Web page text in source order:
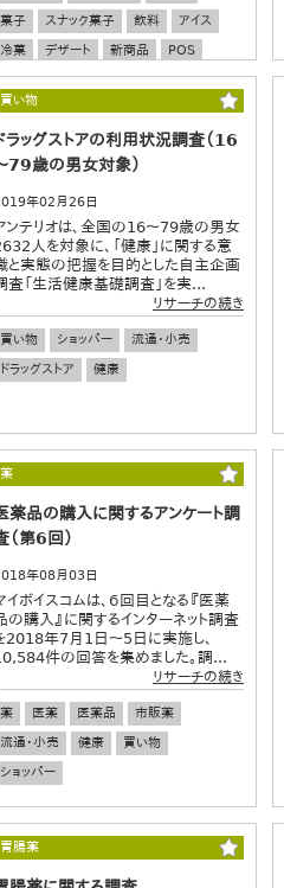
菓子
スナック菓子 飲料
アイス
冷菓
デザート 新商品
POS
POSデータ
買い物
ラッグストアの利用状況調査（16
79歳の男女対象）
年02月26日
ンテリオは、全国の16～79歳の男女
人を対象に、「健康」に関する意
と実態の把握を目的とした自主企画
査「生活健康基礎調査」を実...
リサーチの続き
買い物 ショッパー
流通・小売
ドラッグストア
健康
薬
薬品の購入に関するアンケート調
（第6回）
年08月03日
イボイスコムは、６回目となる『医薬
の購入』に関するインターネット調査
2018年7月1日～5日に実施し、
件の回答を集めました。調...
リサーチの続き
薬 医薬 医薬品
市販薬
流通・小売
健康
買い物
ショッパー
胃腸薬